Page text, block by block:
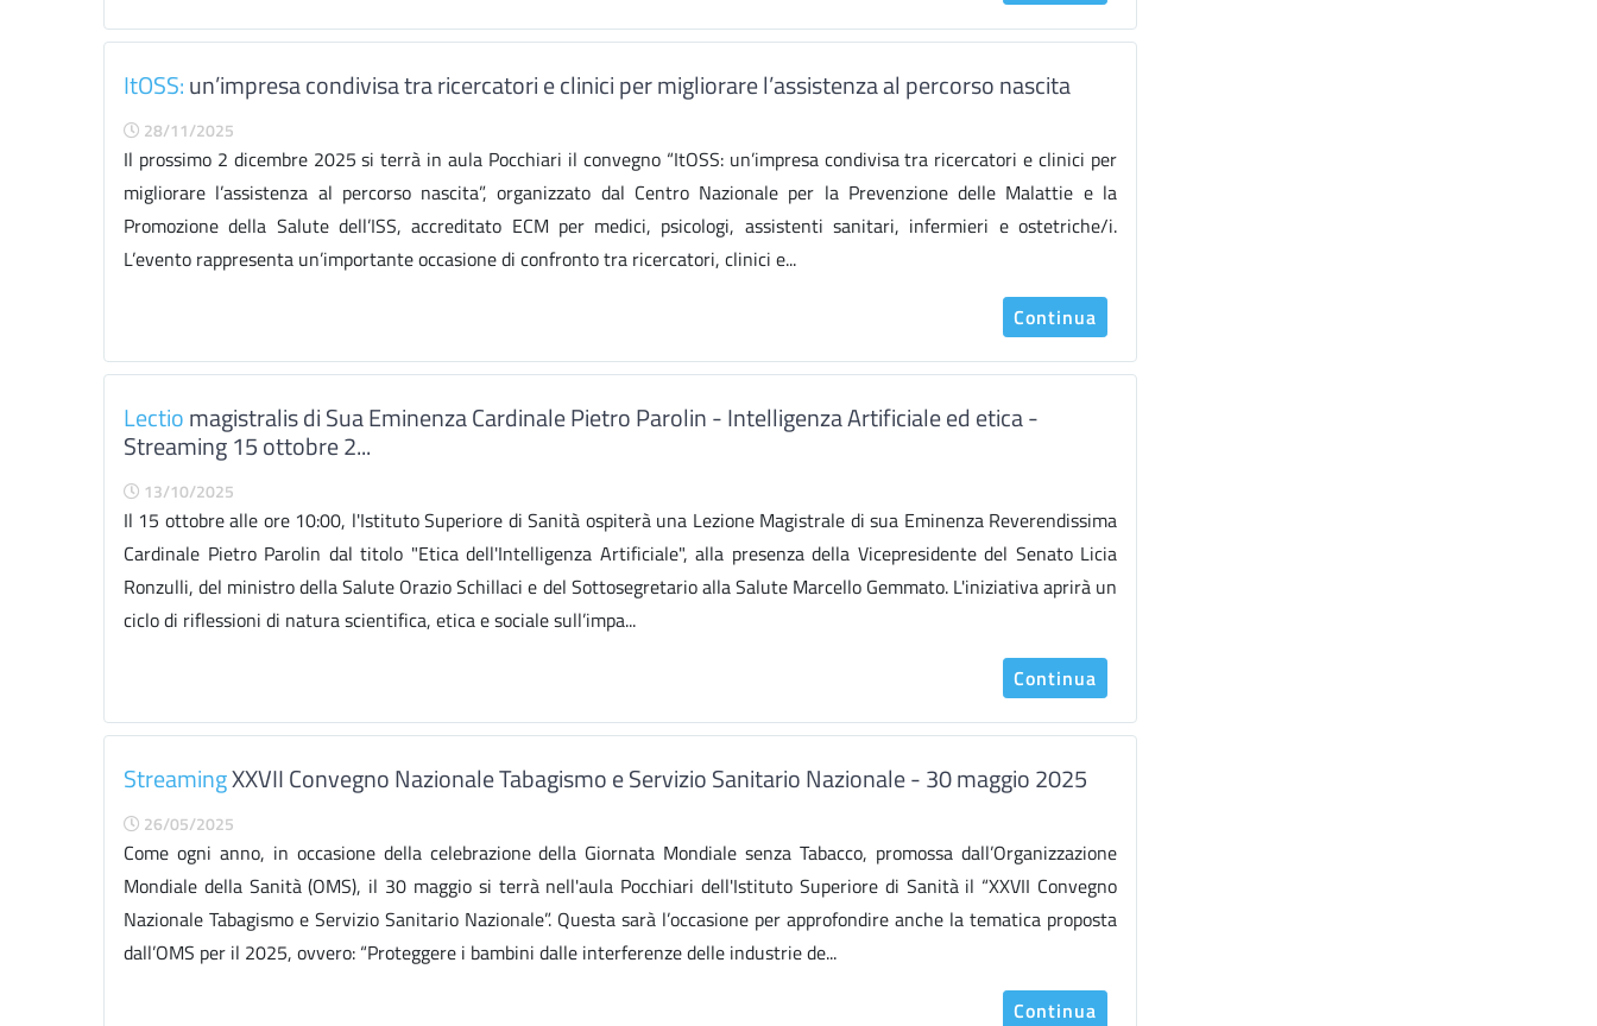
ItOSS:un’impresa condivisa tra ricercatori e clinici per migliorare l’assistenza al percorso nascita
28/11/2025
Il prossimo 2 dicembre 2025 si terrà in aula Pocchiari il convegno “ItOSS: un’impresa condivisa tra ricercatori e clinici per
migliorare l’assistenza al percorso nascita”, organizzato dal Centro Nazionale per la Prevenzione delle Malattie e la
Promozione della Salute dell’ISS, accreditato ECM per medici, psicologi, assistenti sanitari, infermieri e ostetriche/i.
L’evento rappresenta un’importante occasione di confronto tra ricercatori, clinici e...
Continua
Lectiomagistralis di Sua Eminenza Cardinale Pietro Parolin - Intelligenza Artificiale ed etica -
Streaming 15 ottobre 2...
13/10/2025
Il 15 ottobre alle ore 10:00, l'Istituto Superiore di Sanità ospiterà una Lezione Magistrale di sua Eminenza Reverendissima
Cardinale Pietro Parolin dal titolo "Etica dell'Intelligenza Artificiale", alla presenza della Vicepresidente del Senato Licia
Ronzulli, del ministro della Salute Orazio Schillaci e del Sottosegretario alla Salute Marcello Gemmato. L'iniziativa aprirà un
ciclo di riflessioni di natura scientifica, etica e sociale sull’impa...
Continua
StreamingXXVII Convegno Nazionale Tabagismo e Servizio Sanitario Nazionale - 30 maggio 2025
26/05/2025
Come ogni anno, in occasione della celebrazione della Giornata Mondiale senza Tabacco, promossa dall’Organizzazione
Mondiale della Sanità (OMS), il 30 maggio si terrà nell'aula Pocchiari dell'Istituto Superiore di Sanità il “XXVII Convegno
Nazionale Tabagismo e Servizio Sanitario Nazionale”. Questa sarà l’occasione per approfondire anche la tematica proposta
dall’OMS per il 2025, ovvero: “Proteggere i bambini dalle interferenze delle industrie de...
Continua